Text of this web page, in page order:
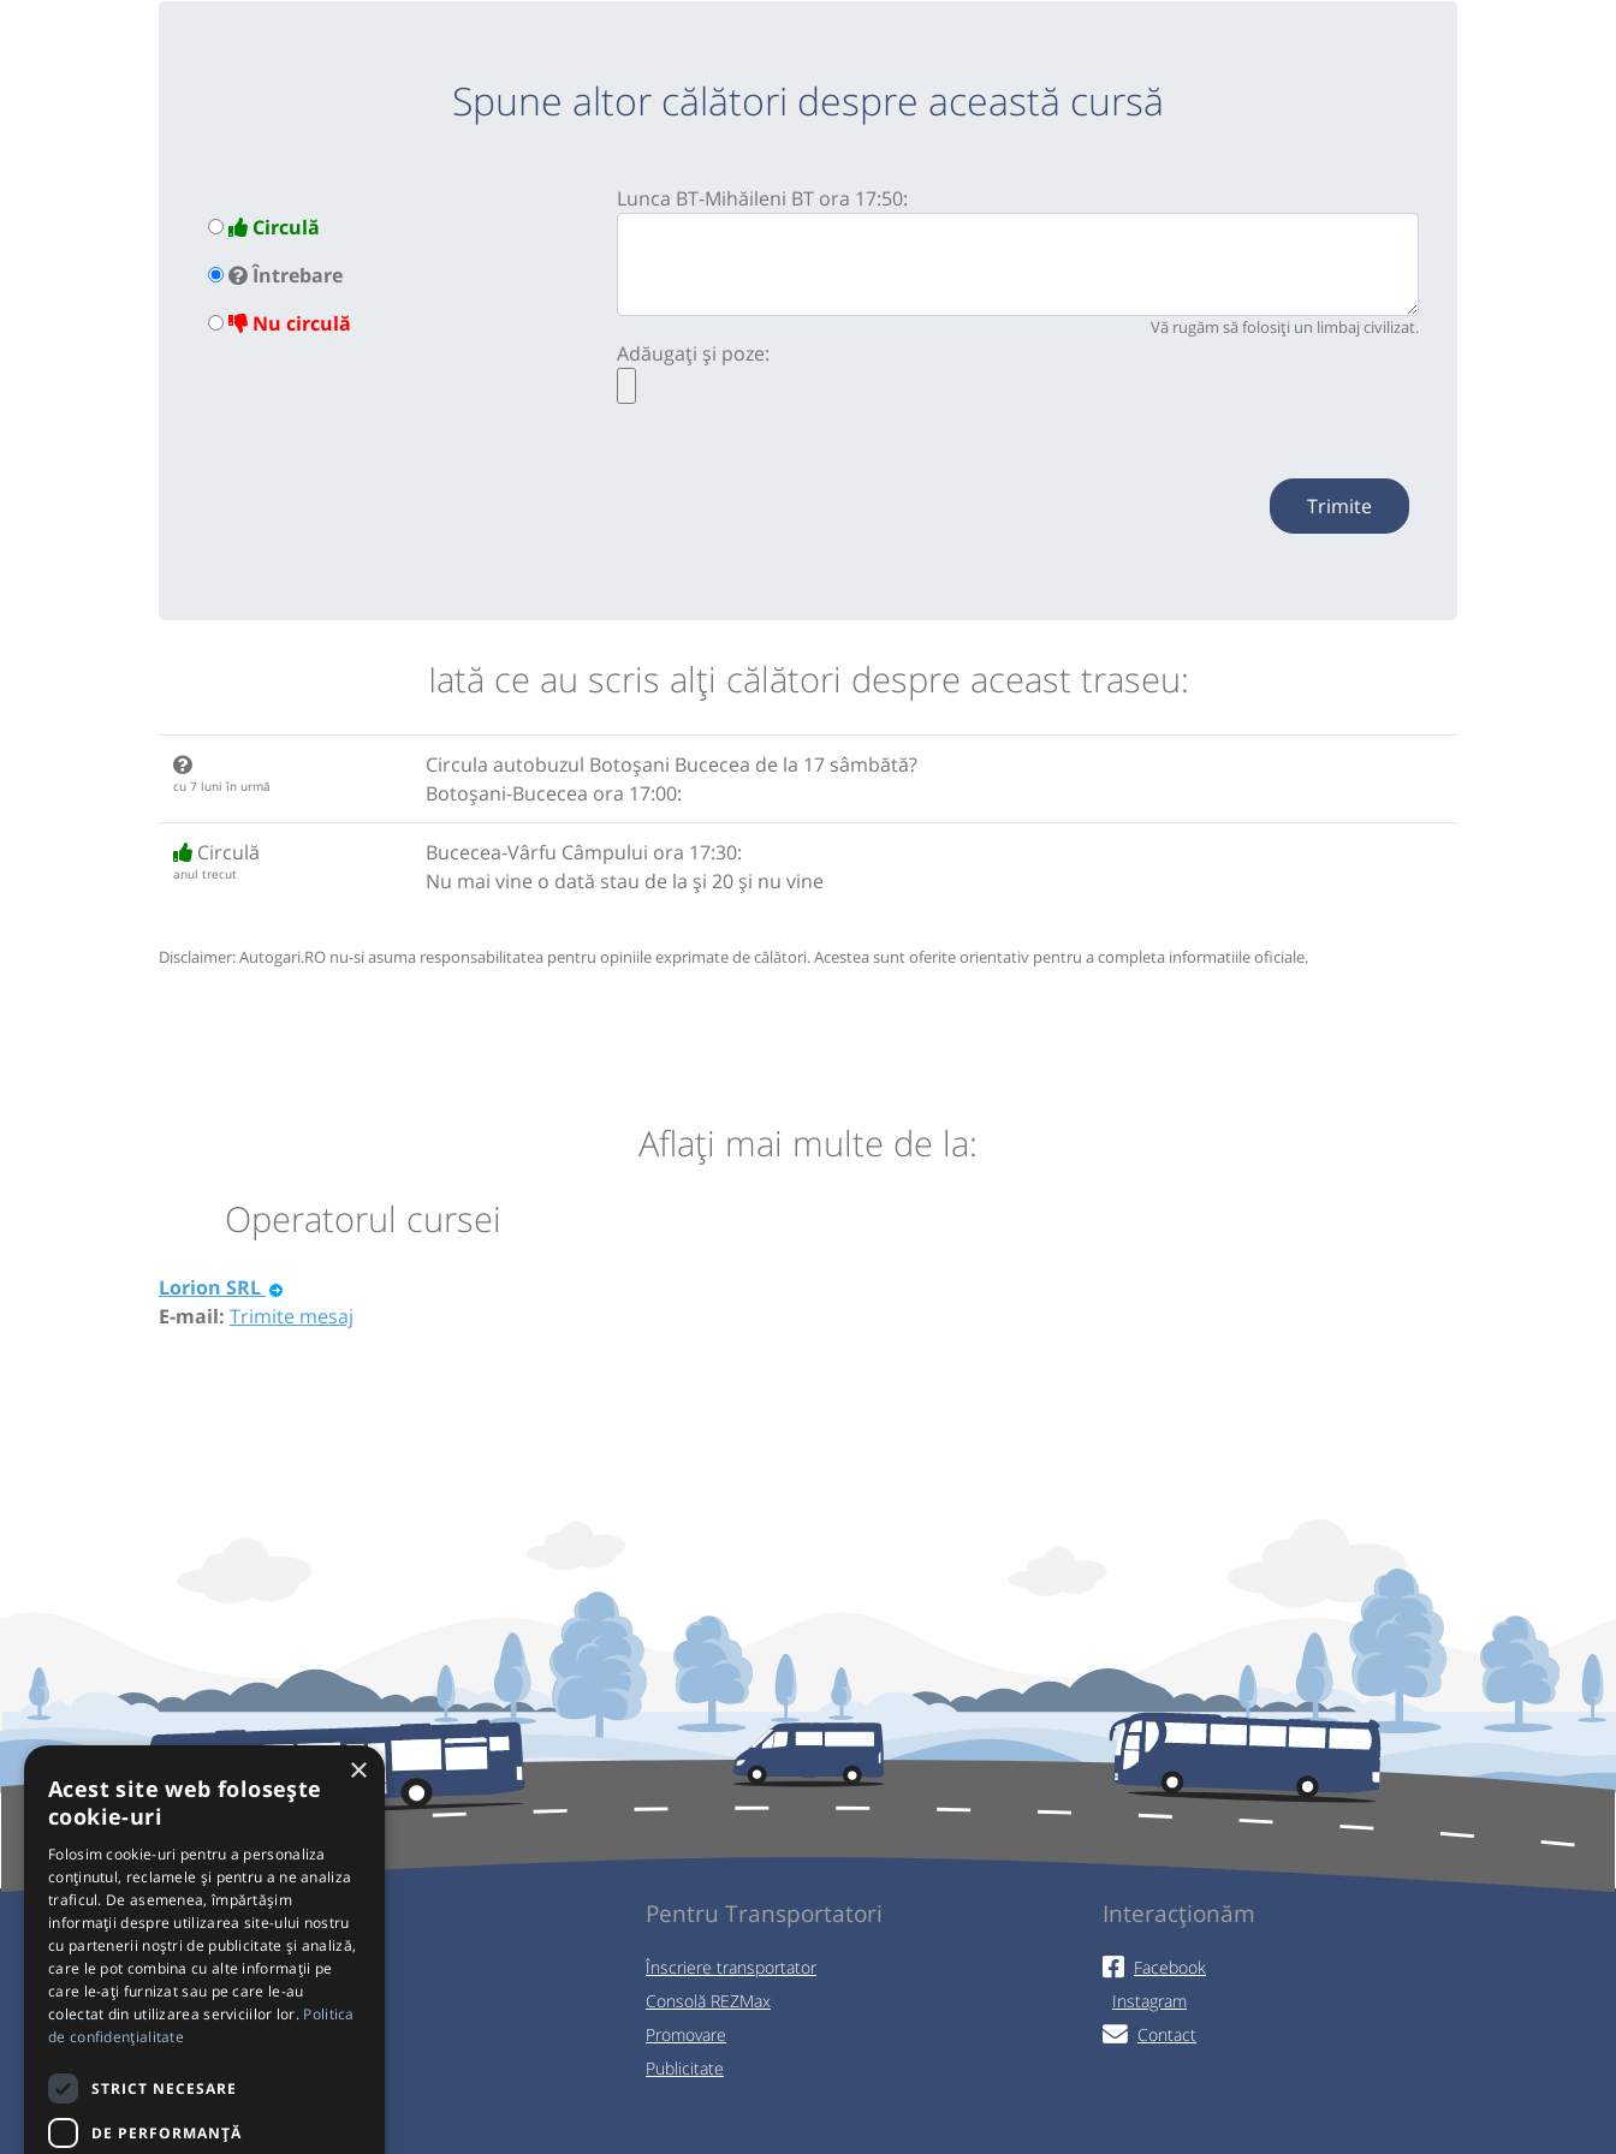
Spune altor călători despre această cursă
Circulă
Întrebare
Nu circulă
Lunca BT-Mihăileni BT ora 17:50:
Vă rugăm să folosiți un limbaj civilizat.
Adăugați și poze:
Trimite
Iată ce au scris alţi călători despre aceast traseu:
cu 7 luni în urmă
Circula autobuzul Botoșani Bucecea de la 17 sâmbătă?
Botoșani-Bucecea ora 17:00:
Circulă
anul trecut
Bucecea-Vârfu Câmpului ora 17:30:
Nu mai vine o dată stau de la și 20 și nu vine
Disclaimer: Autogari.RO nu-si asuma responsabilitatea pentru opiniile exprimate de călători. Acestea sunt oferite orientativ pentru a completa informatiile oficiale.
Aflaţi mai multe de la:
Operatorul cursei
Lorion SRL
E-mail: Trimite mesaj
Pentru Călători
Curse autobuz
Plecări/Sosiri
Setări de cookie-uri
Pentru Transportatori
Înscriere transportator
Consolă REZMax
Promovare
Publicitate
Interacționăm
Facebook
Instagram
Contact
×
Acest site web folosește
cookie-uri
Folosim cookie-uri pentru a personaliza
conținutul, reclamele și pentru a ne analiza
traficul. De asemenea, împărtășim
informații despre utilizarea site-ului nostru
cu partenerii noștri de publicitate și analiză,
care le pot combina cu alte informații pe
care le-ați furnizat sau pe care le-au
colectat din utilizarea serviciilor lor. Politica
de confidențialitate
STRICT NECESARE
DE PERFORMANȚĂ